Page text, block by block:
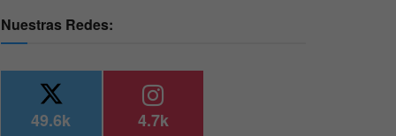
Nuestras Redes:
49.6k 4.7k